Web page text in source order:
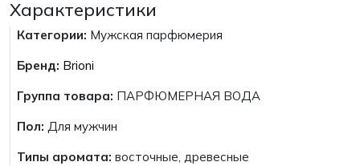
Характеристики
Категории: Мужская парфюмерия
Бренд: Brioni
Группа товара: ПАРФЮМЕРНАЯ ВОДА
Пол: Для мужчин
Типы аромата: восточные, древесные